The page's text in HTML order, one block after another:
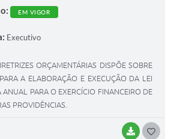
BAIXAR
EM VIGOR
Executivo
ORÇAMENTÁRIAS DISPÕE SOBRE
A ELABORAÇÃO E EXECUÇÃO DA LEI
ANUAL PARA O EXERCÍCIO FINANCEIRO DE
PROVIDÊNCIAS.